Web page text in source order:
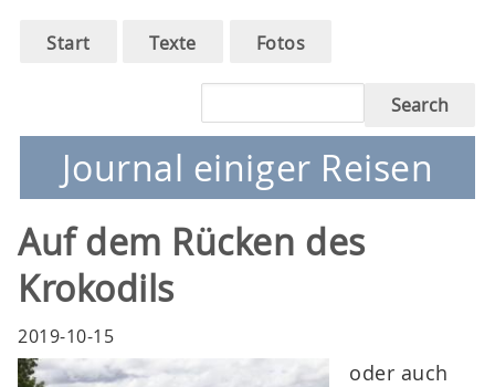
Skip
Main
Start Texte Fotos
Journal einiger Reisen
Auf dem Rücken des
Krokodils
2019-10-15
oder auch